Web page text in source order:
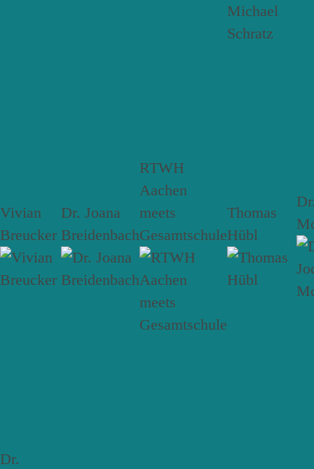
Vivian
Breucker
Dr. Joana
Breidenbach
RTWH
Aachen
meets
Gesamtschule
Thomas
Hübl
Dr.